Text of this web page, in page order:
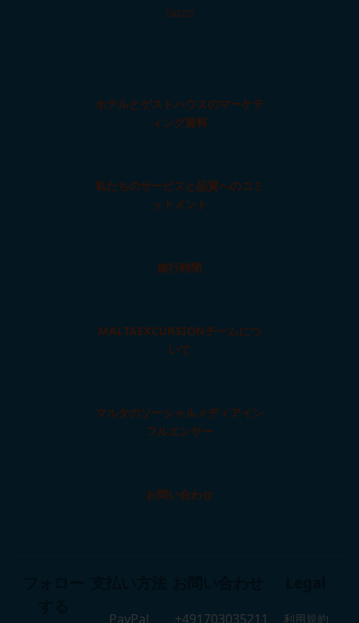
ホテルとゲストハウスのマーケテ
ィング資料
私たちのサービスと品質へのコミ
ットメント
旅行時間
MALTAEXCURSIONチームにつ
いて
マルタのソーシャルメディアイン
フルエンサー
お問い合わせ
PayPal +491703035211 利用規約